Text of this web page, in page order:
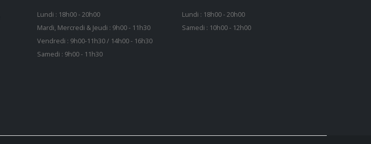
Lundi : 18h00 - 20h00
Mardi, Mercredi & Jeudi : 9h00 - 11h30
Vendredi : 9h00-11h30 / 14h00 - 16h30
Samedi : 9h00 - 11h30
Lundi : 18h00 - 20h00
Samedi : 10h00 - 12h00